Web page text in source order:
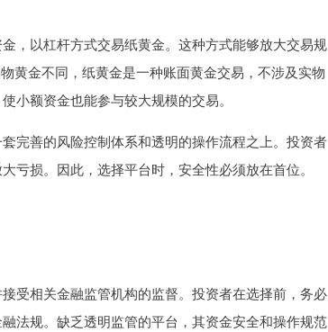
，以杠杆方式交易纸黄金。这种方式能够放大交易规
黄金不同，纸黄金是一种账面黄金交易，不涉及实物
小额资金也能参与较大规模的交易。
完善的风险控制体系和透明的操作流程之上。投资者
亏损。因此，选择平台时，安全性必须放在首位。
受相关金融监管机构的监督。投资者在选择前，务必
法规。缺乏透明监管的平台，其资金安全和操作规范